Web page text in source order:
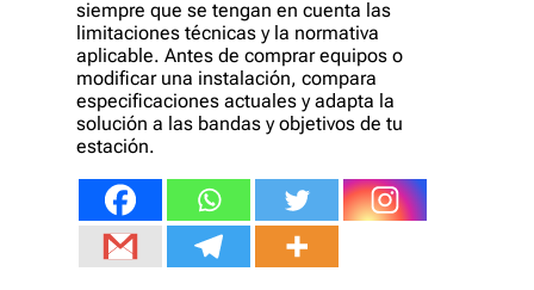
siempre que se tengan en cuenta las
limitaciones técnicas y la normativa
aplicable. Antes de comprar equipos o
modificar una instalación, compara
especificaciones actuales y adapta la
solución a las bandas y objetivos de tu
estación.